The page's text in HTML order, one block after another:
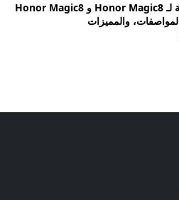
مراجعة شاملة لـ Honor Magic8 و Honor Magic8